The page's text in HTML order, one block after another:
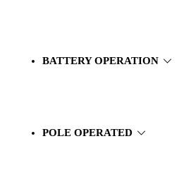
BATTERY OPERATION
POLE OPERATED